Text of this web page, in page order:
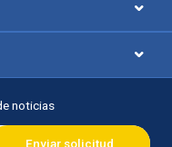
noticias